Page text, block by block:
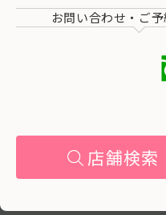
お問い合わせ・ご
店舗検索